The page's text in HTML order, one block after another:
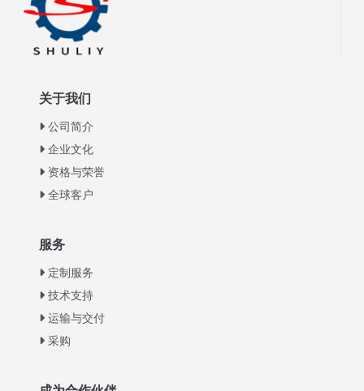
关于我们
公司简介
企业文化
资格与荣誉
全球客户
服务
定制服务
技术支持
运输与交付
采购